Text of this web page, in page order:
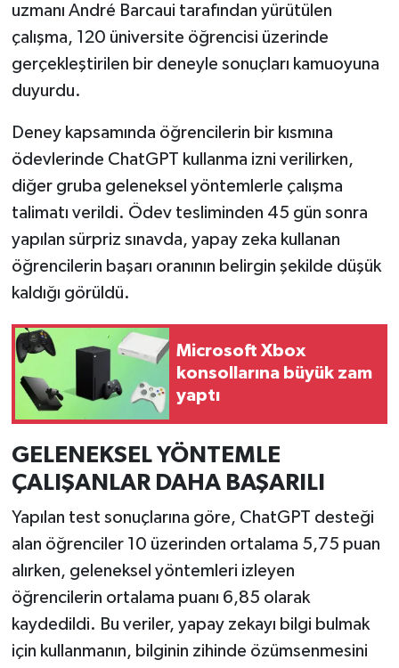
uzmanı André Barcaui tarafından yürütülen
çalışma, 120 üniversite öğrencisi üzerinde
gerçekleştirilen bir deneyle sonuçları kamuoyuna
duyurdu.
Deney kapsamında öğrencilerin bir kısmına
ödevlerinde ChatGPT kullanma izni verilirken,
diğer gruba geleneksel yöntemlerle çalışma
talimatı verildi. Ödev tesliminden 45 gün sonra
yapılan sürpriz sınavda, yapay zeka kullanan
öğrencilerin başarı oranının belirgin şekilde düşük
kaldığı görüldü.
Microsoft Xbox
konsollarına büyük zam
yaptı
GELENEKSEL YÖNTEMLE
ÇALIŞANLAR DAHA BAŞARILI
Yapılan test sonuçlarına göre, ChatGPT desteği
alan öğrenciler 10 üzerinden ortalama 5,75 puan
alırken, geleneksel yöntemleri izleyen
öğrencilerin ortalama puanı 6,85 olarak
kaydedildi. Bu veriler, yapay zekayı bilgi bulmak
için kullanmanın, bilginin zihinde özümsenmesini
Kültür Sanat
Kütahya
Pazarlar
Politika
Resmi İlan
Rüya Tabirleri
Sağlık
Şaphane
Simav
Siyaset
Spor
Tavşanlı
Teknoloji